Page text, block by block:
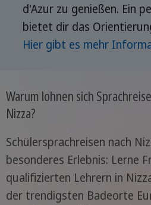
d'Azur zu genießen. Ein
bietet dir das
Hier gibt es mehr
Warum lohnen sich
Nizza?
Schülersprachreisen nach
besonderes Erlebnis: Lerne
qualifizierten Lehrern in
der trendigsten Badeorte